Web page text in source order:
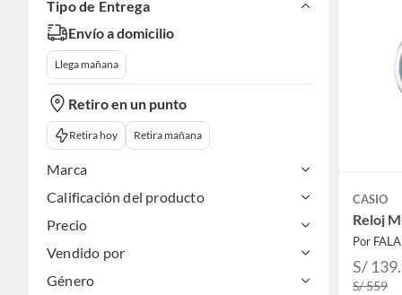
Tipo de Entrega
Envío a domicilio
Llega mañana
Retiro en un punto
Retira hoy Retira mañana
Marca
Calificación del producto
Precio
Vendido por
Género
CASIO
Reloj
Por
S/
S/ 559